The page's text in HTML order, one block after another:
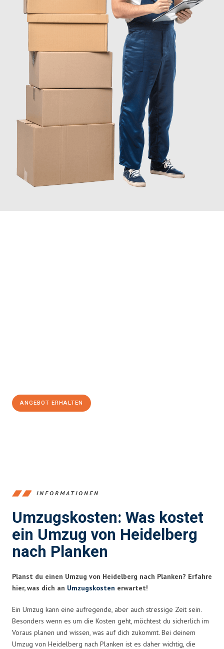
ANGEBOT ERHALTEN
INFORMATIONEN
Umzugskosten: Was kostet
ein Umzug von Heidelberg
nach Planken
Planst du einen Umzug von Heidelberg nach Planken? Erfahre
hier, was dich an Umzugskosten erwartet!
Ein Umzug kann eine aufregende, aber auch stressige Zeit sein.
Besonders wenn es um die Kosten geht, möchtest du sicherlich im
Voraus planen und wissen, was auf dich zukommt. Bei deinem
Umzug von Heidelberg nach Planken ist es daher wichtig, die